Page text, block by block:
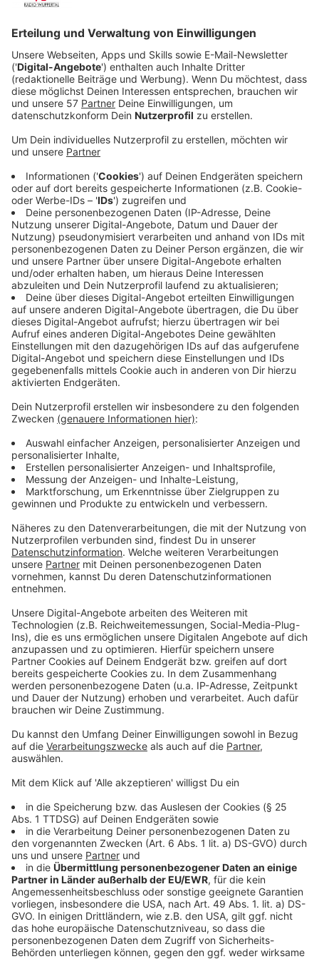
Anzeige
Doch das Wetter verschlechtert sich und nachdem sie
im Nebel eine Brücke überquert haben, landen sie
plötzlich in einer magischen Stadt, in der sämtliche
Bewohner wie in einem Musicalfilm der 1940er Jahre
leben. Und wenn das nicht schon skurril genug ist,
erkennen die Beiden bald, dass sie diese Stadt nicht
so schnell verlassen können.
Streaming-Dienst:Apple TV+
Anzeige
Wir benötigen Ihre
Zustimmung, um den YouTube
Video-Service zu laden!
Drittanbieters, um Videoinhalte
Daten zu Ihren Aktivitäten
sammeln. Bitte lesen Sie die
Details durch und stimmen Sie der
Nutzung des Service zu, um dieses
Mehr Informationen
Akzeptieren
powered byUsercentrics Consent
Management Platform
Melissa und Josh können Schmigadoon nur verlassen,
wenn sie zuvor die wahre Liebe gefunden haben. Sollte
das Melissa und Josh gelingen?
Anzeige
© Copyright: Apple TV+
In Schmigadoon wird sehr viel gesungen...
Anzeige
©Copyright: Apple TV+
... und noch mehr getanzt!
Anzeige
Anzeige